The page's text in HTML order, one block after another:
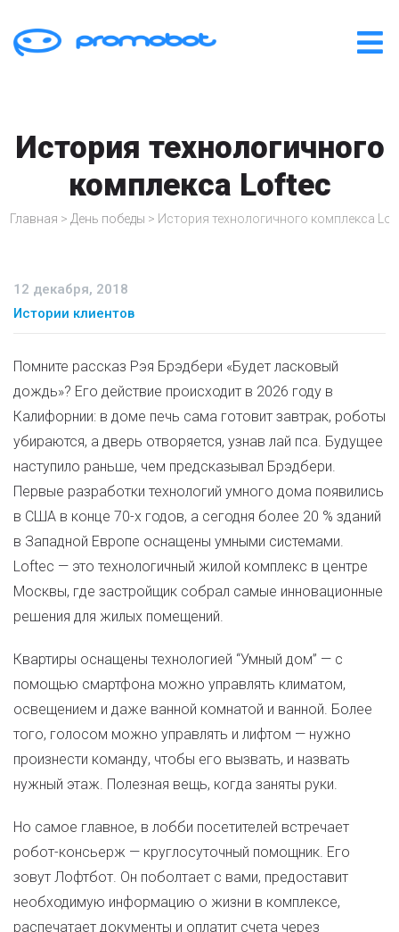
История технологичного
комплекса Loftec
Главная > День победы > История технологичного комплекса
12 декабря, 2018
Истории клиентов
Помните рассказ Рэя Брэдбери «Будет ласковый
дождь»? Его действие происходит в 2026 году в
Калифорнии: в доме печь сама готовит завтрак, роботы
убираются, а дверь отворяется, узнав лай пса. Будущее
наступило раньше, чем предсказывал Брэдбери.
Первые разработки технологий умного дома появились
в США в конце 70-х годов, а сегодня более 20 % зданий
в Западной Европе оснащены умными системами.
Loftec — это технологичный жилой комплекс в центре
Москвы, где застройщик собрал самые инновационные
решения для жилых помещений.
Квартиры оснащены технологией “Умный дом” — с
помощью смартфона можно управлять климатом,
освещением и даже ванной комнатой и ванной. Более
того, голосом можно управлять и лифтом — нужно
произнести команду, чтобы его вызвать, и назвать
нужный этаж. Полезная вещь, когда заняты руки.
Но самое главное, в лобби посетителей встречает
робот-консьерж — круглосуточный помощник. Его
зовут Лофтбот. Он поболтает с вами, предоставит
необходимую информацию о жизни в комплексе,
распечатает документы и оплатит счета через